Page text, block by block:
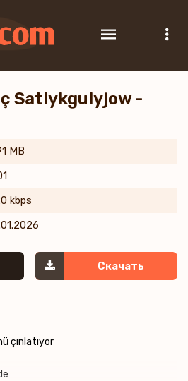
Satlykgulyjow -
MB
kbps
Скачать
çınlatıyor